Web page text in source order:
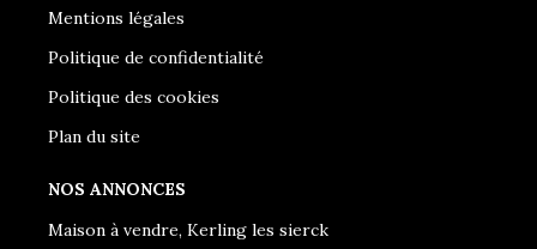
Mentions légales
Politique de confidentialité
Politique des cookies
Plan du site
NOS ANNONCES
Maison à vendre, Kerling les sierck